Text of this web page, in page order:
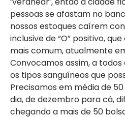
pessoas se afastam no
nossos estoques caírem
inclusive de “O” positivo,
mais comum, atualmente
Convocamos assim, a
os tipos sanguíneos que
Precisamos em média de
dia, de dezembro para cá,
chegando a mais de 50